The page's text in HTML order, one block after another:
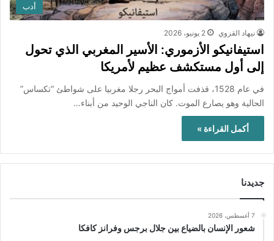
أدب
نيهاد القزوي 2 يونيو، 2026
استيفانيكو الأزموري: الأسير المغربي الذي تحول
إلى أول مستكشف عظيم لأمريكا
في عام 1528، قذفت أمواج البحر رجلا مغربيا على شواطئ “تكساس”
الحالية وهو يصارع الموت. كان الناجي الوحيد من أبناء…
أكمل القراءة »
جديدنا
7 أغسطس، 2026
شعور الإنسان بالضياع بين جلال برجس وفرانز كافكا